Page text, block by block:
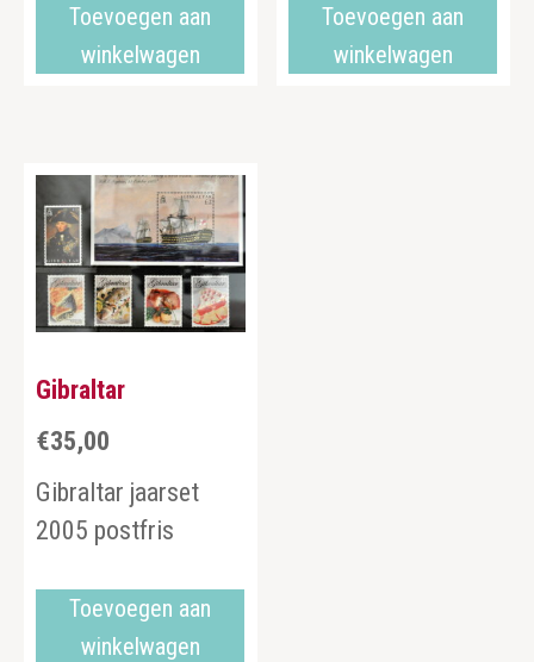
Toevoegen aan
winkelwagen
Toevoegen aan
winkelwagen
Gibraltar
€35,00
Gibraltar jaarset
2005 postfris
Toevoegen aan
winkelwagen